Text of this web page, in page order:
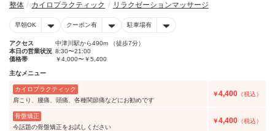
整体 カイロプラクティック リラクゼーションマッサージ
早朝OK クーポン有 駐車場有
アクセス
中津川駅から490m （徒歩7分）
本日の営業状況 8:30〜21:00
価格帯
￥4,000〜￥5,400
主なメニュー
カイロプラクティック
肩こり、腰痛、頭痛、各種関節痛などにお勧めです
￥4,400 （税込）
骨盤矯正
今話題の骨盤矯正をお試しください
￥4,400 （税込）